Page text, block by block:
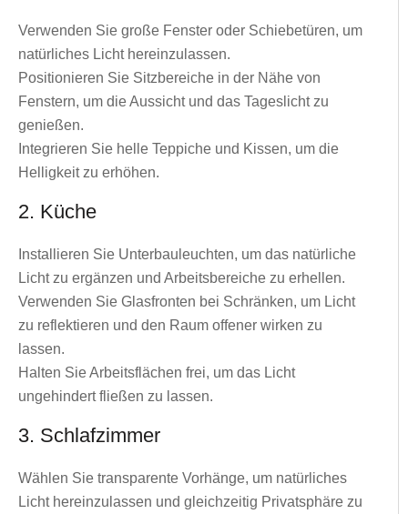
Verwenden Sie große Fenster oder Schiebetüren, um
natürliches Licht hereinzulassen.
Positionieren Sie Sitzbereiche in der Nähe von
Fenstern, um die Aussicht und das Tageslicht zu
genießen.
Integrieren Sie helle Teppiche und Kissen, um die
Helligkeit zu erhöhen.
2. Küche
Installieren Sie Unterbauleuchten, um das natürliche
Licht zu ergänzen und Arbeitsbereiche zu erhellen.
Verwenden Sie Glasfronten bei Schränken, um Licht
zu reflektieren und den Raum offener wirken zu
lassen.
Halten Sie Arbeitsflächen frei, um das Licht
ungehindert fließen zu lassen.
3. Schlafzimmer
Wählen Sie transparente Vorhänge, um natürliches
Licht hereinzulassen und gleichzeitig Privatsphäre zu